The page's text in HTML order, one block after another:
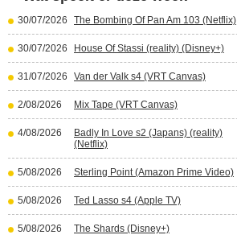
30/07/2026 The Bombing Of Pan Am 103 (Netflix)
30/07/2026 House Of Stassi (reality) (Disney+)
31/07/2026 Van der Valk s4 (VRT Canvas)
2/08/2026 Mix Tape (VRT Canvas)
4/08/2026
Badly In Love s2 (Japans) (reality)
(Netflix)
5/08/2026 Sterling Point (Amazon Prime Video)
5/08/2026 Ted Lasso s4 (Apple TV)
5/08/2026 The Shards (Disney+)